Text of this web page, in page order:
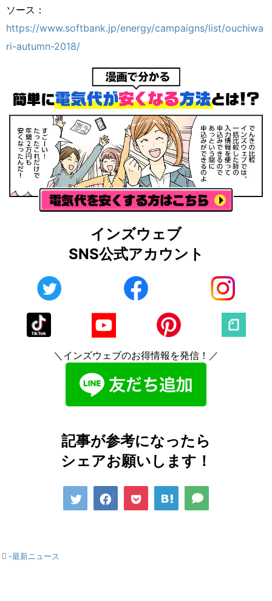
ソース：
https://www.softbank.jp/energy/campaigns/list/ouchiwa
ri-autumn-2018/
インズウェブ
SNS公式アカウント
＼インズウェブのお得情報を発信！／
記事が参考になったら
シェアお願いします！
-最新ニュース